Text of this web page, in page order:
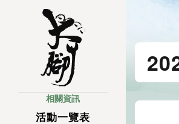
相關資訊
活動一覽表